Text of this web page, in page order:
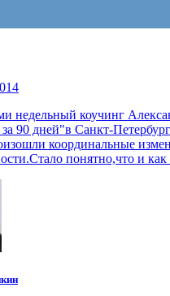
недельный коучинг
90 дней"в Санкт-
координальные
понятно,что и